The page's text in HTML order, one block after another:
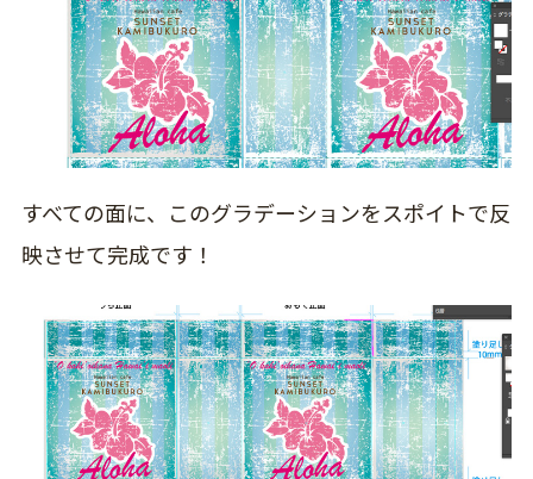
すべての面に、このグラデーションをスポイトで反
映させて完成です！